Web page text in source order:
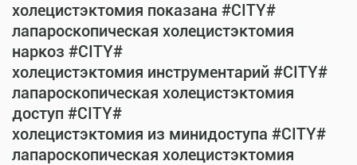
холецистэктомия показана #CITY#
лапароскопическая холецистэктомия
наркоз #CITY#
холецистэктомия инструментарий #CITY#
лапароскопическая холецистэктомия
доступ #CITY#
холецистэктомия из минидоступа #CITY#
лапароскопическая холецистэктомия